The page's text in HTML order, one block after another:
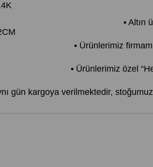
• Altın
• Ürünlerimiz
• Ürünlerimiz özel
gün kargoya verilmektedir,